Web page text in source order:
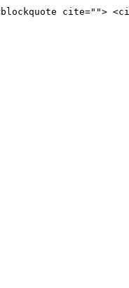
cite="">